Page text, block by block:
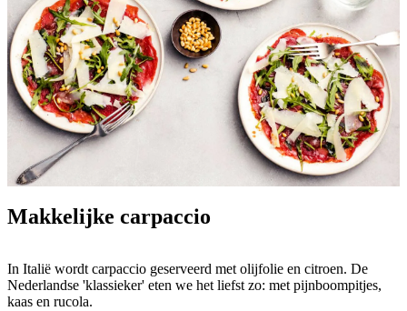
Makkelijke carpaccio
In Italië wordt carpaccio geserveerd met olijfolie en citroen. De
Nederlandse 'klassieker' eten we het liefst zo: met pijnboompitjes,
kaas en rucola.